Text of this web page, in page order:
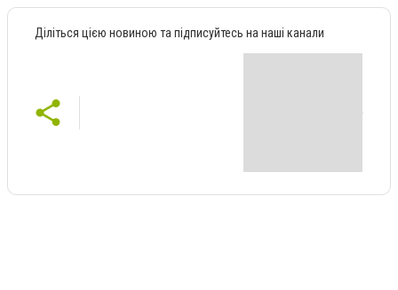
Діліться цією новиною та підписуйтесь на наші канали